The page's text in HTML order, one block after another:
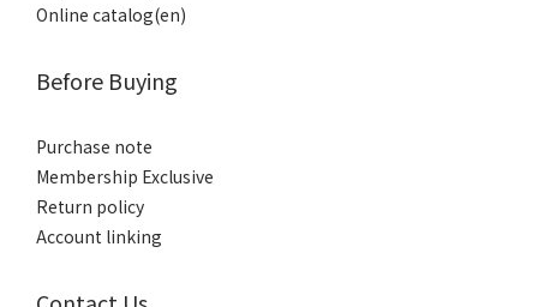
Online catalog(en)
Before Buying
Purchase note
Membership Exclusive
Return policy
Account linking